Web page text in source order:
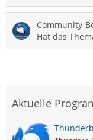
Community-
Hat das
Aktuelle